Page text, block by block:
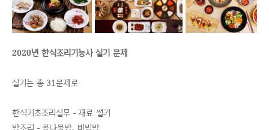
2020년 한식조리기능사 실기 문제
실기는 총 31문제로
한식기초조리실무 - 재료 썰기
밥조리 - 콩나물밥, 비빔밥